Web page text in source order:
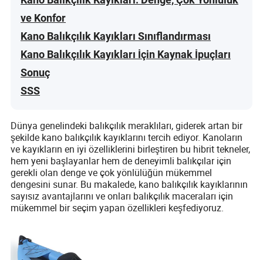
ve Konfor
Kano Balıkçılık Kayıkları Sınıflandırması
Kano Balıkçılık Kayıkları İçin Kaynak İpuçları
Sonuç
SSS
Dünya genelindeki balıkçılık meraklıları, giderek artan bir
şekilde kano balıkçılık kayıklarını tercih ediyor. Kanoların
ve kayıkların en iyi özelliklerini birleştiren bu hibrit tekneler,
hem yeni başlayanlar hem de deneyimli balıkçılar için
gerekli olan denge ve çok yönlülüğün mükemmel
dengesini sunar. Bu makalede, kano balıkçılık kayıklarının
sayısız avantajlarını ve onları balıkçılık maceraları için
mükemmel bir seçim yapan özellikleri keşfediyoruz.